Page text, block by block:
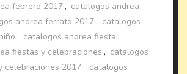
febrero 2017 , catalogos andrea
andrea ferrato 2017 , catalogos
, catalogos andrea fiesta ,
fiestas y celebraciones , catalogos
celebraciones 2017 , catalogos